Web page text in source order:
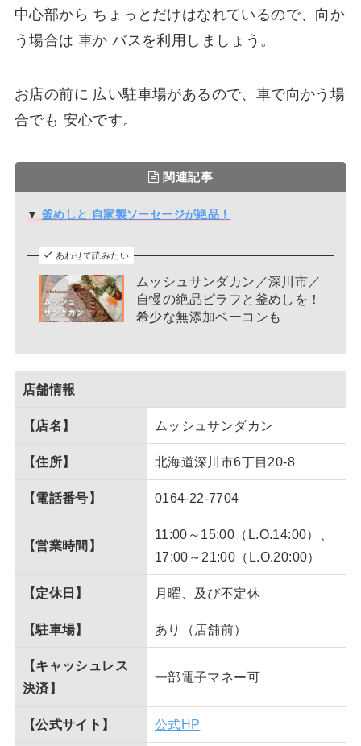
中心部から ちょっとだけはなれているので、向か
う場合は 車か バスを利用しましょう。
お店の前に 広い駐車場があるので、車で向かう場
合でも 安心です。
関連記事
▼釜めしと 自家製ソーセージが絶品！
あわせて読みたい
ムッシュサンダカン／深川市／
自慢の絶品ピラフと釜めしを！
希少な無添加ベーコンも
店舗情報
【店名】 ムッシュサンダカン
【住所】 北海道深川市6丁目20-8
【電話番号】 0164-22-7704
【営業時間】
11:00～15:00（L.O.14:00）、
17:00～21:00（L.O.20:00）
【定休日】 月曜、及び不定休
【駐車場】 あり（店舗前）
【キャッシュレス
決済】
一部電子マネー可
【公式サイト】 公式HP